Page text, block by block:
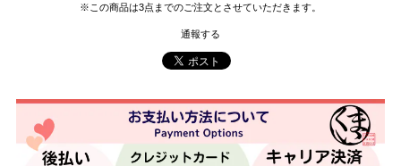
※この商品は3点までのご注文とさせていただきます。
通報する